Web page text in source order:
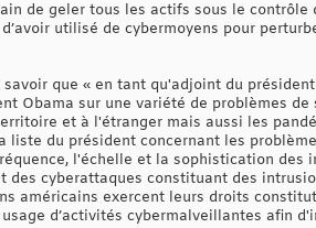
de geler tous les actifs sous le contrôle
utilisé de cybermoyens pour
que « en tant qu'adjoint du
Obama sur une variété de problèmes
et à l'étranger mais aussi les
du président concernant les
l'échelle et la sophistication des
des cyberattaques constituant des
américains exercent leurs droits
d’activités cybermalveillantes afin